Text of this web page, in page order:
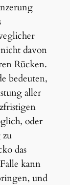
davon
Rücken.
bedeuten,
aller
oder
zu
das
kann
und